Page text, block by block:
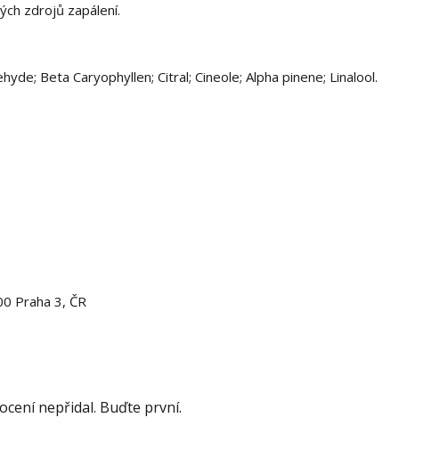
zdrojů zapálení.
Beta Caryophyllen; Citral; Cineole; Alpha pinene; Linalool.
Praha 3, ČR
nepřidal. Buďte první.